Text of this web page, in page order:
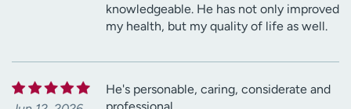
knowledgeable. He has not only improved
my health, but my quality of life as well.
He's personable, caring, considerate and
professional.